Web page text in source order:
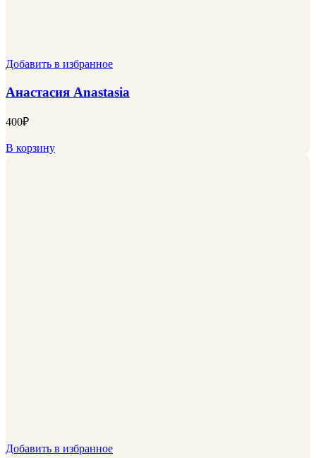
Добавить в избранное
Анастасия Anastasia
400₽
В корзину
Добавить в избранное